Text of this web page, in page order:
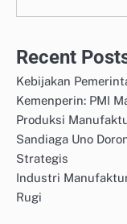
Recent
Kebijakan
Kemenperin: PMI
Produksi
Sandiaga Uno
Strategis
Industri
Rugi